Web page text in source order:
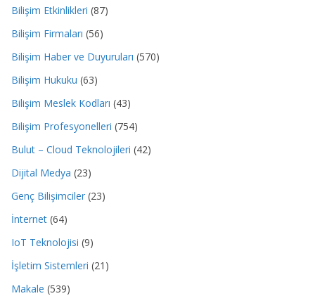
Bilişim Etkinlikleri (87)
Bilişim Firmaları (56)
Bilişim Haber ve Duyuruları (570)
Bilişim Hukuku (63)
Bilişim Meslek Kodları (43)
Bilişim Profesyonelleri (754)
Bulut – Cloud Teknolojileri (42)
Dijital Medya (23)
Genç Bilişimciler (23)
İnternet (64)
IoT Teknolojisi (9)
İşletim Sistemleri (21)
Makale (539)